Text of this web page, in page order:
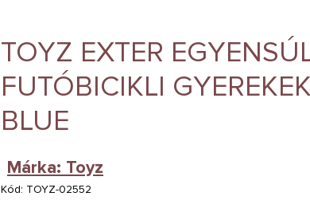
TOYZ EXTER
FUTÓBICIKLI
BLUE
Kód: TOYZ-02552
Márka: Toyz